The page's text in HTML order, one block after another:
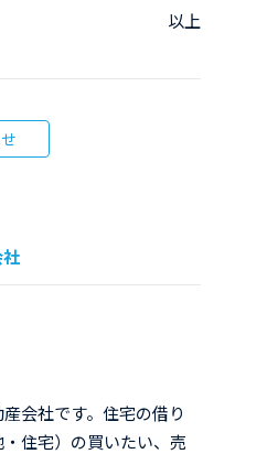
以上
会社です。住宅の借り
住宅）の買いたい、売